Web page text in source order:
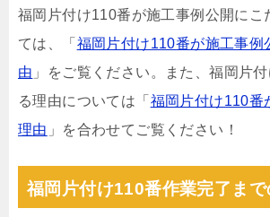
福岡片付け110番が施工事例公開にこ
ては、「 福岡片付け110番が施工事例
由 」をご覧ください。また、福岡片
る理由については「 福岡片付け110番
理由 」を合わせてご覧ください！
福岡片付け110番作業完了ま